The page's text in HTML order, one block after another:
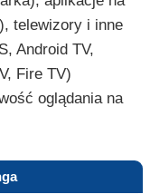
telewizory i inne
Android TV,
Fire TV)
oglądania na